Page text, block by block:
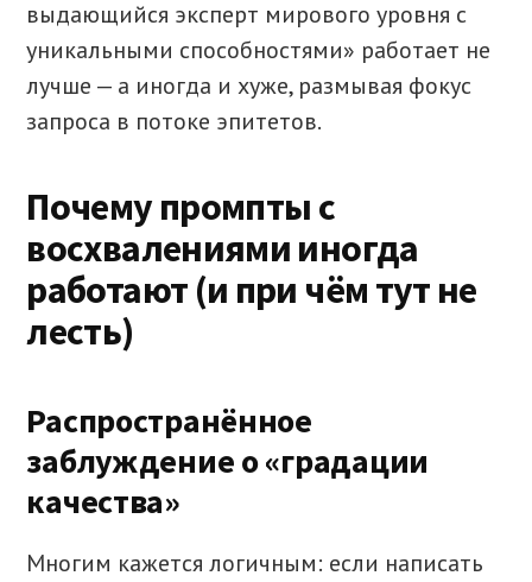
выдающийся эксперт мирового уровня с
уникальными способностями» работает не
лучше — а иногда и хуже, размывая фокус
запроса в потоке эпитетов.
Почему промпты с
восхвалениями иногда
работают (и при чём тут не
лесть)
Распространённое
заблуждение о «градации
качества»
Многим кажется логичным: если написать